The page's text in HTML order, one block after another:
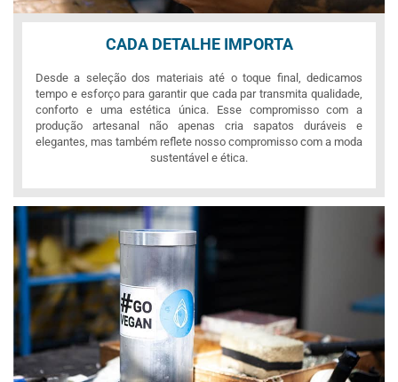
CADA DETALHE IMPORTA
Desde a seleção dos materiais até o toque final, dedicamos
tempo e esforço para garantir que cada par transmita qualidade,
conforto e uma estética única. Esse compromisso com a
produção artesanal não apenas cria sapatos duráveis e
elegantes, mas também reflete nosso compromisso com a moda
sustentável e ética.